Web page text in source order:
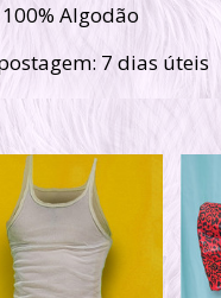
100% Algodão
7 dias úteis